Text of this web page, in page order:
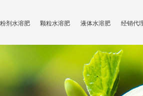
粉剂水溶肥 颗粒水溶肥 液体水溶肥 经销代